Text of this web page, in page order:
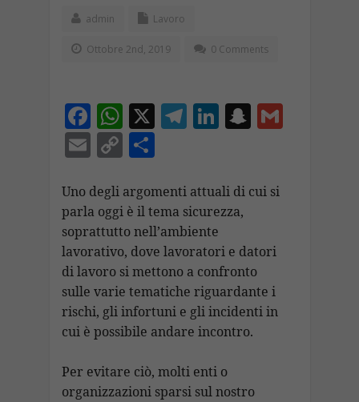
admin Lavoro
Ottobre 2nd, 2019 0 Comments
F
ac
e
b
o
o
k
W
h
at
s
A
p
p
X T
gr
a
m
Li
e
dI
n
S
p
h
at
G
E
ai
l
C
p
y
Li
n
k
C
n
di
vi
di
Uno degli argomenti attuali di cui si
parla oggi è il tema sicurezza,
soprattutto nell’ambiente
lavorativo, dove lavoratori e datori
di lavoro si mettono a confronto
sulle varie tematiche riguardante i
rischi, gli infortuni e gli incidenti in
cui è possibile andare incontro.
Per evitare ciò, molti enti o
organizzazioni sparsi sul nostro